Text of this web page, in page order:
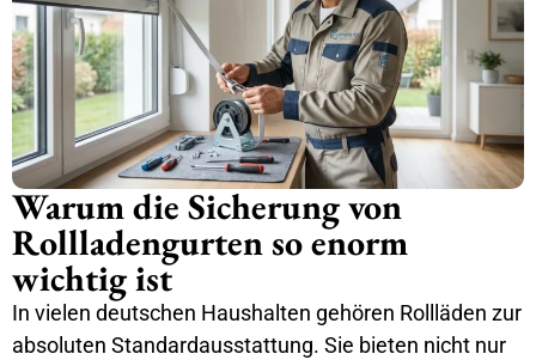
Warum die Sicherung von
Rollladengurten so enorm
wichtig ist
In vielen deutschen Haushalten gehören Rollläden zur
absoluten Standardausstattung. Sie bieten nicht nur